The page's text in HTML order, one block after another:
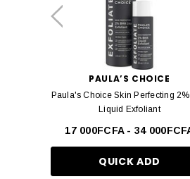
Dove
Paula's Choice
The Inkey List
KAYALI
Byoma
PAULA’S CHOICE
Paula's Choice Skin Perfecting
Liquid Exfoliant
17 000FCFA - 34
QUICK ADD